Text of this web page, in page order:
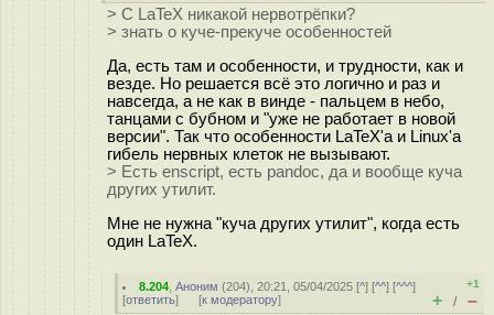
> С LaTeX никакой нервотрёпки?
> знать о куче-прекуче особенностей
Да, есть там и особенности, и трудности, как и
везде. Но решается всё это логично и раз и
навсегда, а не как в винде - пальцем в небо,
танцами с бубном и "уже не работает в новой
версии". Так что особенности LaTeX'а и Linux'а
гибель нервных клеток не вызывают.
> Есть enscript, есть pandoc, да и вообще куча
других утилит.
Мне не нужна "куча других утилит", когда есть
один LaTeX.
8.204 ,Аноним (204), 20:21, 05/04/2025 [^] [^^] [^^^]
[ответить] [к модератору]
+1
+ / –